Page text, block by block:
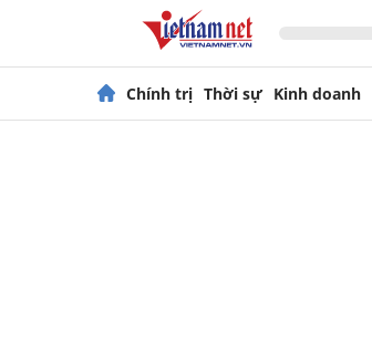
Chính trị Thời sự Kinh doanh